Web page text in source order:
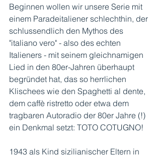
Beginnen wollen wir unsere Serie mit
einem Paradeitaliener schlechthin, der
schlussendlich den Mythos des
"italiano vero" - also des echten
Italieners - mit seinem gleichnamigen
Lied in den 80er-Jahren überhaupt
begründet hat, das so herrlichen
Klischees wie den Spaghetti al dente,
dem caffè ristretto oder etwa dem
tragbaren Autoradio der 80er Jahre (!)
ein Denkmal setzt: TOTO COTUGNO!
1943 als Kind sizilianischer Eltern in